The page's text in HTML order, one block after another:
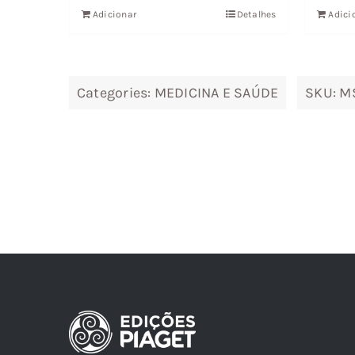
31,48 €.
Adicionar Detalhes
Categories: MEDICINA E SAÚDE SKU: